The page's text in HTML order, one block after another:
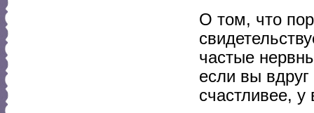
О том, что
частые
если вы
счастливее,